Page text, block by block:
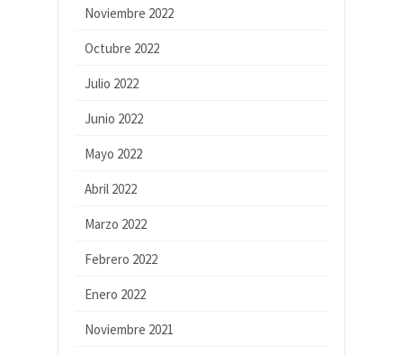
Noviembre 2022
Octubre 2022
Julio 2022
Junio 2022
Mayo 2022
Abril 2022
Marzo 2022
Febrero 2022
Enero 2022
Noviembre 2021